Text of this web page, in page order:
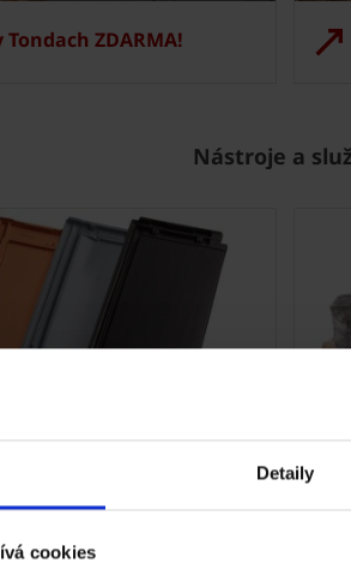
Detaily
cookies
ZDARMA!
Nástroje a